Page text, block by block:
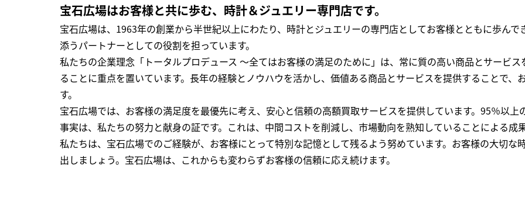
宝石広場はお客様と共に歩む、時計＆ジュエリー専門店です。
宝石広場は、1963年の創業から半世紀以上にわたり、時計とジュエリーの専門店としてお客様とともに歩ん
添うパートナーとしての役割を担っています。
私たちの企業理念「トータルプロデュース ～全てはお客様の満足のために」は、常に質の高い商品とサービ
ることに重点を置いています。長年の経験とノウハウを活かし、価値ある商品とサービスを提供することで、
す。
宝石広場では、お客様の満足度を最優先に考え、安心と信頼の高額買取サービスを提供しています。95％以
事実は、私たちの努力と献身の証です。これは、中間コストを削減し、市場動向を熟知していることによる成果
私たちは、宝石広場でのご経験が、お客様にとって特別な記憶として残るよう努めています。お客様の大切な
出しましょう。宝石広場は、これからも変わらずお客様の信頼に応え続けます。